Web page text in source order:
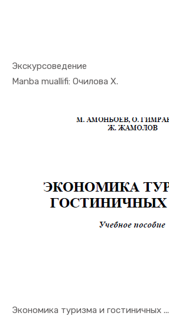
Экскурсоведение
Manba muallifi: Очилова Х.In Turizm ...
Экономика туризма и гостиничных ...